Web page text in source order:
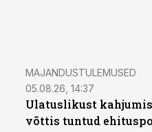
MAJANDUSTULEMUSED
05.08.26, 14:37
Ulatuslikust
võttis tuntud